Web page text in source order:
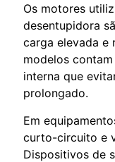
Os motores
desentupidora
carga elevada e
modelos
interna que
prolongado.
Em
curto-circuito e
Dispositivos de